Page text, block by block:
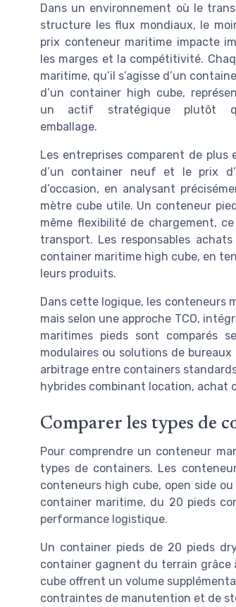
Dans un environnement où le
structure les flux mondiaux, le
prix conteneur maritime impacte
les marges et la compétitivité.
maritime, qu’il s’agisse d’un
d’un container high cube,
un actif stratégique plutôt
emballage.
Les entreprises comparent de plus
d’un container neuf et le prix
d’occasion, en analysant
mètre cube utile. Un conteneur
même flexibilité de chargement,
transport. Les responsables
container maritime high cube, en
leurs produits.
Dans cette logique, les conteneurs
mais selon une approche TCO,
maritimes pieds sont comparés
modulaires ou solutions de
arbitrage entre containers
hybrides combinant location, achat
Comparer les types de
Pour comprendre un conteneur
types de containers. Les
conteneurs high cube, open side
container maritime, du 20 pieds
performance logistique.
Un container pieds de 20 pieds
container gagnent du terrain grâce
cube offrent un volume
contraintes de manutention et de